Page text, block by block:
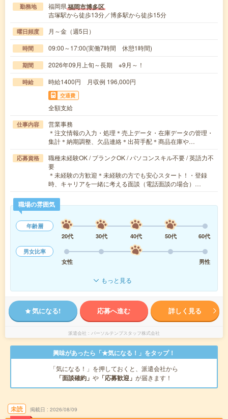
勤務地 福岡県福岡市博多区
吉塚駅から徒歩13分／博多駅から徒歩15分
曜日頻度 月～金（週5日）
時間 09:00～17:00(実働7時間 休憩1時間)
期間 2026年09月上旬～長期 ※9月～！
時給 時給1400円 月収例 196,000円
交通費
全額支給
仕事内容
営業事務
＊注文情報の入力・処理＊売上データ・在庫データの管理・
集計＊納期調整、欠品連絡＊出荷手配＊商品在庫や…
応募資格
職種未経験OK / ブランクOK / パソコンスキル不要 / 英語力不
要
＊未経験の方歓迎＊未経験の方でも安心スタート！・登録
時、キャリアを一緒に考える面談（電話面談の場合）…
職場の雰囲気
年齢層
20代
30代 40代 50代
60代
男女比率
女性
男性
もっと見る
気になる! 応募へ進む 詳しく見る
派遣会社 パーソルテンプスタッフ株式会社
興味があったら「★気になる！」をタップ！
「気になる！」を押しておくと、派遣会社から
「面談確約」 や 「応募歓迎」 が届きます！
未読 掲載日 2026/08/09